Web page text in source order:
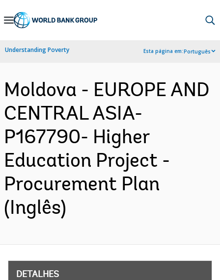
Skip
Navigation
Understanding Poverty Esta página em:Português
Moldova - EUROPE AND
CENTRAL ASIA-
P167790- Higher
Education Project -
Procurement Plan
(Inglês)
DETALHES